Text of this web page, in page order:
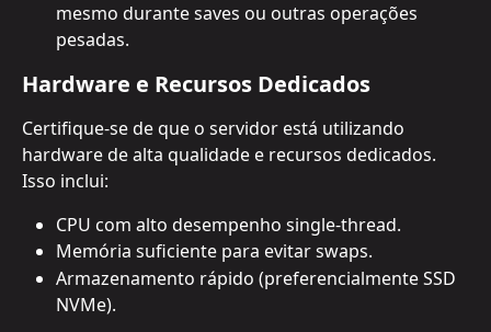
mesmo durante saves ou outras operações
pesadas.
Hardware e Recursos Dedicados
Certifique-se de que o servidor está utilizando
hardware de alta qualidade e recursos dedicados.
Isso inclui:
CPU com alto desempenho single-thread.
Memória suficiente para evitar swaps.
Armazenamento rápido (preferencialmente SSD
NVMe).